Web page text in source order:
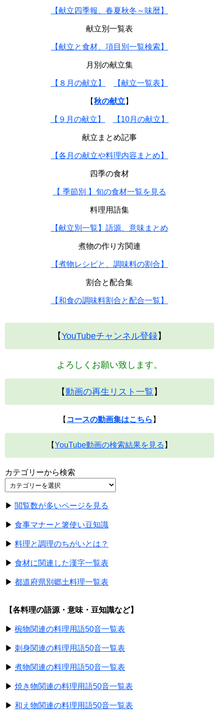
【献立四季報、春夏秋冬～味暦】
献立別一覧表
【献立と食材、項目別一覧検索】
月別の献立集
【８月の献立】 【献立一覧表】
【秋の献立 】
【９月の献立】 【10月の献立】
献立まとめ記事
【各月の献立や料理内容まとめ】
四季の食材
【 季節別 】旬の食材一覧を見る
料理用語集
【献立別一覧】語源、意味まとめ
煮物の作り方関連
【煮物レシピと、調味料の割合】
割合と配合集
【和食の調味料割合と配合一覧】
【YouTubeチャンネル登録】
よろしくお願い致します。
【動画の再生リスト一覧 】
【 コースの動画集はこちら 】
【YouTube動画の検索結果を見る 】
カテゴリーから検索
▶ 閲覧数が多いページを見る
▶ 食事マナーと箸使い豆知識
▶ 料理と調理のちがいとは？
▶ 食材に関連した漢字一覧表
▶ 都道府県別郷土料理一覧表
【各料理の語源・意味・豆知識など】
▶ 椀物関連の料理用語50音一覧表
▶ 刺身関連の料理用語50音一覧表
▶ 煮物関連の料理用語50音一覧表
▶ 焼き物関連の料理用語50音一覧表
▶ 和え物関連の料理用語50音一覧表